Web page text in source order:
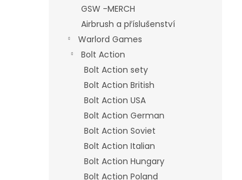
GSW -MERCH
Airbrush a příslušenství
Warlord Games
Bolt Action
Bolt Action sety
Bolt Action British
Bolt Action USA
Bolt Action German
Bolt Action Soviet
Bolt Action Italian
Bolt Action Hungary
Bolt Action Poland